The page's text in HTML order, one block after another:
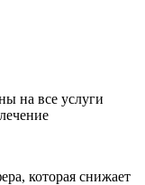
на все услуги
которая снижает